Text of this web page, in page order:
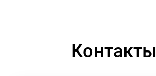
Контакты